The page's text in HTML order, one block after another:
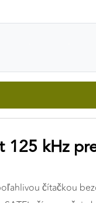
kHz
čítačkou